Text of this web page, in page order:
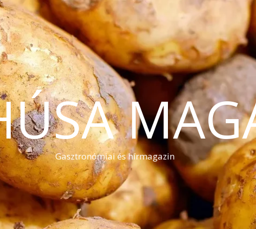
Gasztronómiai és hírmagazin